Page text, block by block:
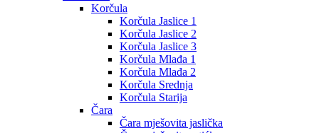
Korčula
Korčula Jaslice 1
Korčula Jaslice 2
Korčula Jaslice 3
Korčula Mlađa 1
Korčula Mlađa 2
Korčula Srednja
Korčula Starija
Čara
Čara mješovita jaslička